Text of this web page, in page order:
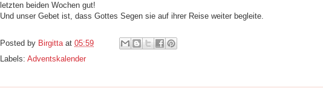
letzten beiden Wochen gut!
Und unser Gebet ist, dass Gottes Segen sie auf ihrer Reise weiter begleite.
Posted by Birgitta at 05:59
Labels: Adventskalender